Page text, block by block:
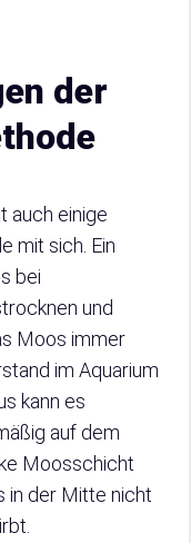
der
auch einige
mit sich. Ein
bei
und
Moos immer
im Aquarium
kann es
auf dem
Moosschicht
in der Mitte nicht